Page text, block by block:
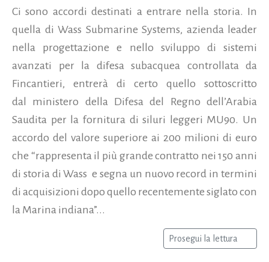
Ci sono accordi destinati a entrare nella storia. In
quella di Wass Submarine Systems, azienda leader
nella progettazione e nello sviluppo di sistemi
avanzati per la difesa subacquea controllata da
Fincantieri, entrerà di certo quello sottoscritto
dal ministero della Difesa del Regno dell’Arabia
Saudita per la fornitura di siluri leggeri MU90. Un
accordo del valore superiore ai 200 milioni di euro
che “rappresenta il più grande contratto nei 150 anni
di storia di Wass e segna un nuovo record in termini
di acquisizioni dopo quello recentemente siglato con
la Marina indiana”...
Prosegui la lettura